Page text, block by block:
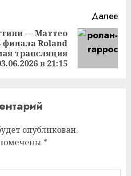
Далее
— Маттео
Roland
трансляция
в 21:15
опубликован.
*